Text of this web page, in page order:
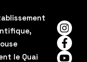
le Quai